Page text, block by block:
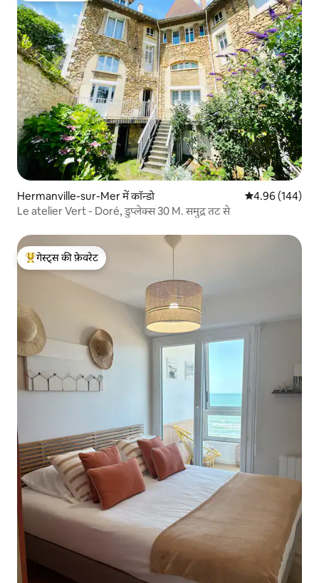
Hermanville-sur-Mer में कॉन्डो औसत रेटिंग 5 में से
4.96 (144)
Le atelier Vert - Doré, डुप्लेक्स 30 M. समुद्र तट से
गेस्ट्स का टॉप फ़ेवरेट
गेस्ट्स की फ़ेवरेट